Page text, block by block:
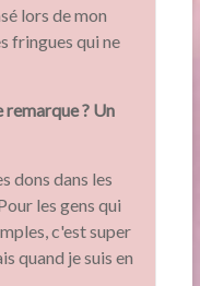
lors de mon
fringues qui ne
remarque ? Un
dons dans les
les gens qui
c'est super
quand je suis en